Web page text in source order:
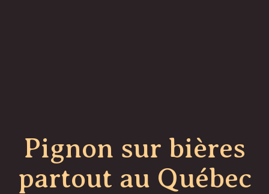
Pignon sur bières
partout au Québec